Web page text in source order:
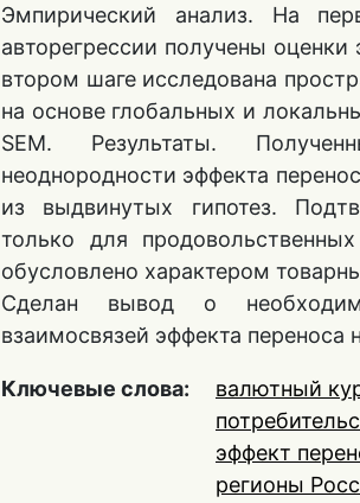
Эмпирический анализ. На
авторегрессии получены
втором шаге исследована
на основе глобальных и
SEM. Результаты.
неоднородности эффекта
из выдвинутых гипотез.
только для
обусловлено характером
Сделан вывод о
взаимосвязей эффекта переноса
Ключевые слова:
валютный
эффект
регионы